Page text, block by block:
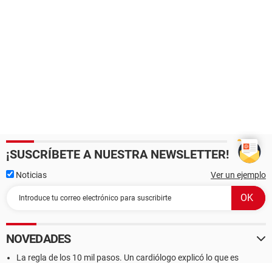
¡SUSCRÍBETE A NUESTRA NEWSLETTER!
Noticias Ver un ejemplo
NOVEDADES
La regla de los 10 mil pasos. Un cardiólogo explicó lo que es